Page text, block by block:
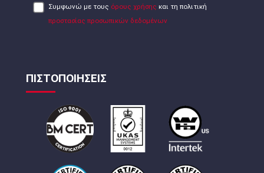
Συμφωνώ με τους όρους χρήσης και τη πολιτική
προστασίας προσωπικών δεδομένων
ΠΙΣΤΟΠΟΙΗΣΕΙΣ